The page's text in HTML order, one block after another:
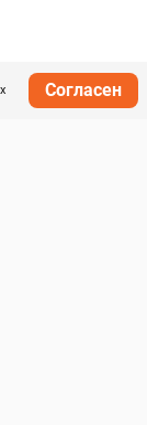
Согласен